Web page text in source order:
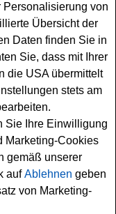
für alle
gewinnen
Gewinnspiel
Babyphones - und
an der Verlosung
chnell die Frage
Formular
sie sich Ihre
NUK
Personalisierung von
Übersicht der
Daten finden Sie in
Sie, dass mit Ihrer
die USA übermittelt
stets am
Sie Ihre Einwilligung
Marketing-Cookies
gemäß unserer
aufAblehnen geben
von Marketing-